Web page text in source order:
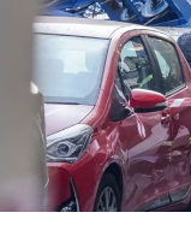
Italia Mondo
Sanità
Sport
Cultura